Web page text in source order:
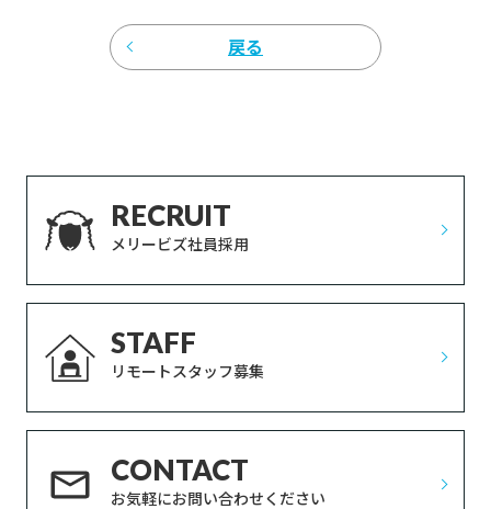
戻る
RECRUIT
メリービズ社員採用
STAFF
リモートスタッフ募集
CONTACT
お気軽にお問い合わせください